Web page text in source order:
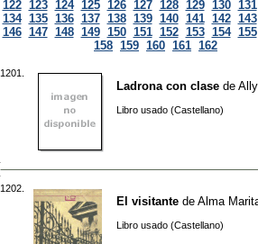
122 123 124 125 126 127 128 129 130 131
134 135 136 137 138 139 140 141 142 143
146 147 148 149 150 151 152 153 154 155
158 159 160 161 162
1201.
Ladrona con clase de
Libro usado (Castellano)
1202.
El visitante de Alma
Libro usado (Castellano)